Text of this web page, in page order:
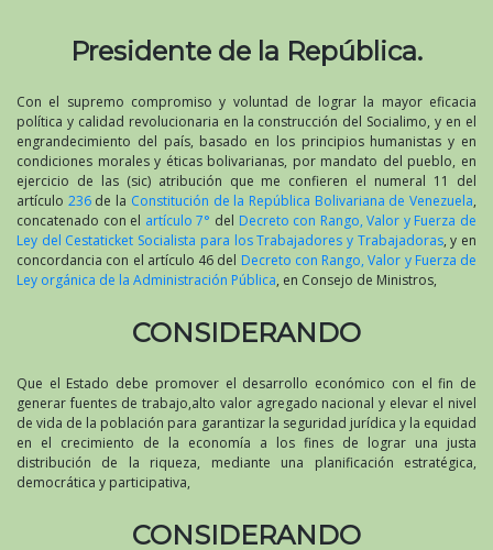
Presidente de la República.
Con el supremo compromiso y voluntad de lograr la mayor eficacia
política y calidad revolucionaria en la construcción del Socialimo, y en el
engrandecimiento del país, basado en los principios humanistas y en
condiciones morales y éticas bolivarianas, por mandato del pueblo, en
ejercicio de las (sic) atribución que me confieren el numeral 11 del
artículo 236de la Constitución de la República Bolivariana de Venezuela,
concatenado con el artículo 7° del Decreto con Rango, Valor y Fuerza de
Ley del Cestaticket Socialista para los Trabajadores y Trabajadoras, y en
concordancia con el artículo 46 del Decreto con Rango, Valor y Fuerza de
Ley orgánica de la Administración Pública, en Consejo de Ministros,
CONSIDERANDO
Que el Estado debe promover el desarrollo económico con el fin de
generar fuentes de trabajo,alto valor agregado nacional y elevar el nivel
de vida de la población para garantizar la seguridad jurídica y la equidad
en el crecimiento de la economía a los fines de lograr una justa
distribución de la riqueza, mediante una planificación estratégica,
democrática y participativa,
CONSIDERANDO